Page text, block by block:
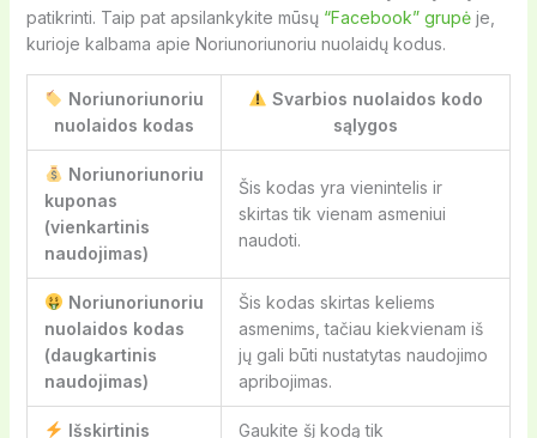
patikrinti. Taip pat apsilankykite mūsų “Facebook” grupėje,
kurioje kalbama apie Noriunoriunoriu nuolaidų kodus.
Noriunoriunoriu
nuolaidos kodas
Svarbios nuolaidos kodo
sąlygos
Noriunoriunoriu
kuponas
(vienkartinis
naudojimas)
Šis kodas yra vienintelis ir
skirtas tik vienam asmeniui
naudoti.
Noriunoriunoriu
nuolaidos kodas
(daugkartinis
naudojimas)
Šis kodas skirtas keliems
asmenims, tačiau kiekvienam iš
jų gali būti nustatytas naudojimo
apribojimas.
Išskirtinis
Gaukite šį kodą tik